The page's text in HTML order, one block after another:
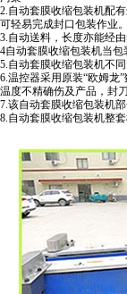
2.自动套膜收缩包装机配
可轻易完成封口包装作业
3.自动送料，长度亦能经
4自动套膜收缩包装机当
5.自动套膜收缩包装机不
6.温控器采用原装“欧姆龙
温度不精确伤及产品，封
7.该自动套膜收缩包装机
8.自动套膜收缩包装机整